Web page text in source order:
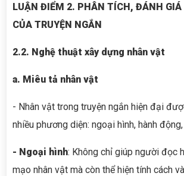
LUẬN ĐIỂM 2. PHÂN TÍCH, ĐÁNH GIÁ
CỦA TRUYỆN NGẮN
2.2. Nghệ thuật xây dựng nhân vật
a. Miêu tả nhân vật
- Nhân vật trong truyện ngắn hiện đại
nhiều phương diện: ngoại hình, hành
- Ngoại hình: Không chỉ giúp người đọc
mạo nhân vật mà còn thể hiện tính cách